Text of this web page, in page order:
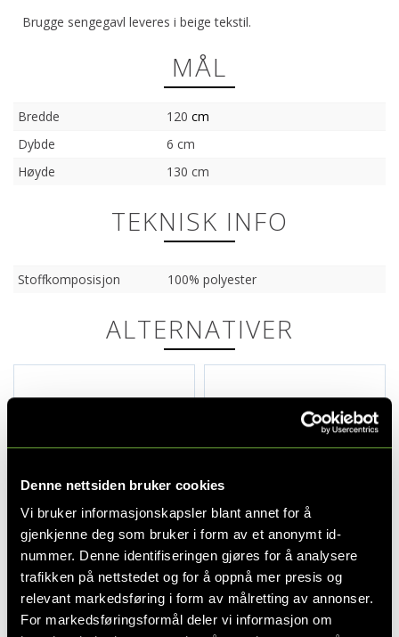
Denne nettsiden bruker cookies
Vi bruker informasjonskapsler blant annet for å
gjenkjenne deg som bruker i form av et anonymt id-
nummer. Denne identifiseringen gjøres for å analysere
trafikken på nettstedet og for å oppnå mer presis og
relevant markedsføring i form av målretting av annonser.
For markedsføringsformål deler vi informasjon om
Brugge sengegavl leveres i beige tekstil.
MÅL
Bredde 120 cm
Dybde
6 cm
Høyde
130 cm
TEKNISK INFO
Stoffkomposisjon 100% polyester
ALTERNATIVER
Brugge hodegavl, Neve 16
150 cm
2 995,-
Brugge hodegavl, Neve 16
160 cm
2 995,-